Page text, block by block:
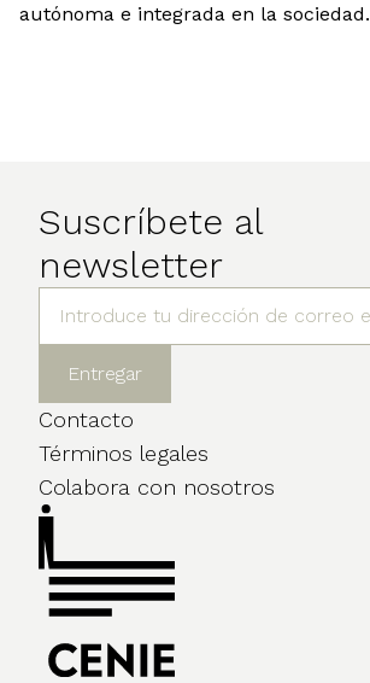
autónoma e integrada en la sociedad.
Suscríbete al
newsletter
Contacto
Términos legales
Colabora con nosotros